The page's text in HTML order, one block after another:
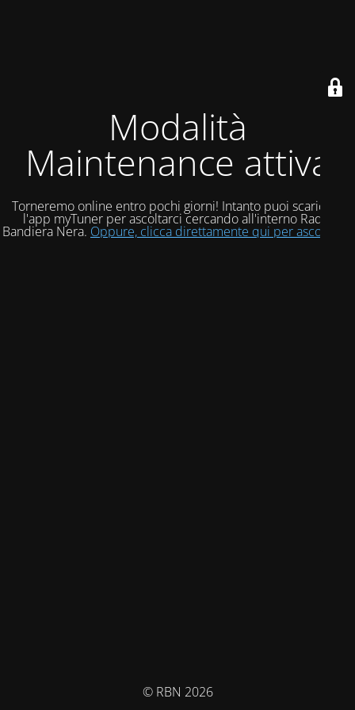
Modalità
Maintenance attiva
Torneremo online entro pochi giorni! Intanto puoi scaricare
l'app myTuner per ascoltarci cercando all'interno Radio
Bandiera Nera. Oppure, clicca direttamente qui per ascoltarci!
© RBN 2026